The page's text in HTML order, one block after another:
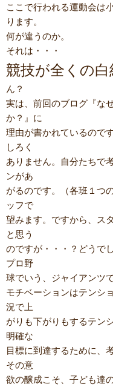
ここで行われる運動会は
ります。
何が違うのか。
それは・・・
競技が全くの白
ん？
実は、前回のブログ『な
か？』に
理由が書かれているので
しろく
ありません。自分たちで
ンがあ
がるのです。（各班１つ
ッフで
望みます。ですから、ス
と思う
のですが・・・？どうで
プロ野
球でいう、ジャイアンツ
モチベーションはテンシ
況で上
がりも下がりもするテン
明確な
目標に到達するために、
その意
欲の醸成こそ、子ども達